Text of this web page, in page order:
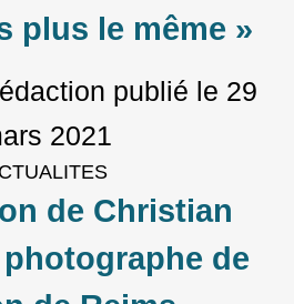
plus le même »
publié le 29
2021
de Christian
de